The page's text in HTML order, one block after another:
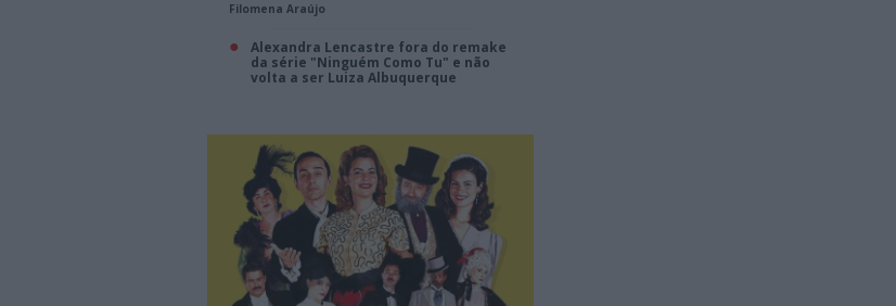
Filomena Araújo
Alexandra Lencastre fora do remake
da série "Ninguém Como Tu" e não
volta a ser Luiza Albuquerque